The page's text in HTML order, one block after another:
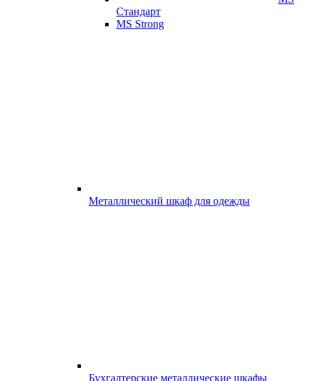
Стандарт
MS Strong
Металлический шкаф для одежды
Бухгалтерские металлические шкафы